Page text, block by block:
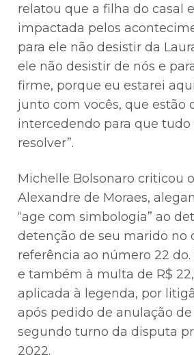
relatou que a filha do casal
impactada pelos
para ele não desistir da
ele não desistir de nós e
firme, porque eu estarei
junto com vocês, que estão
intercedendo para que tudo
resolver”.
Michelle Bolsonaro criticou
Alexandre de Moraes,
“age com simbologia” ao
detenção de seu marido no
referência ao número 22 do.
e também à multa de R$
aplicada à legenda, por
após pedido de anulação
segundo turno da disputa
2022.